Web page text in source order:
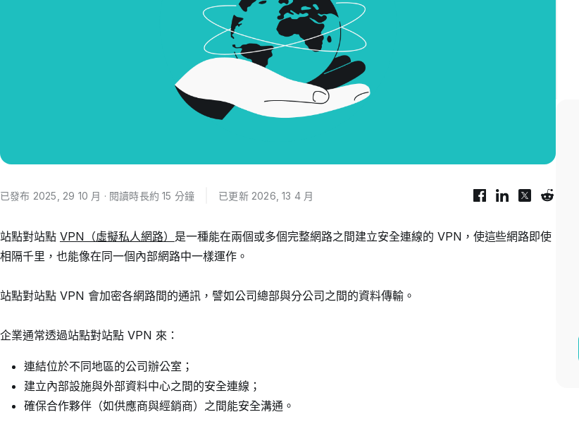
已發布 2025, 29 10 月 · 閱讀時長約 15 分鐘 已更新 2026, 13 4 月
站點對站點 VPN（虛擬私人網路） 是一種能在兩個或多個完整網路之間建立安全連線的 VPN，使這些網路即使
相隔千里，也能像在同一個內部網路中一樣運作。
站點對站點 VPN 會加密各網路間的通訊，譬如公司總部與分公司之間的資料傳輸。
企業通常透過站點對站點 VPN 來：
連結位於不同地區的公司辦公室；
建立內部設施與外部資料中心之間的安全連線；
確保合作夥伴（如供應商與經銷商）之間能安全溝通。